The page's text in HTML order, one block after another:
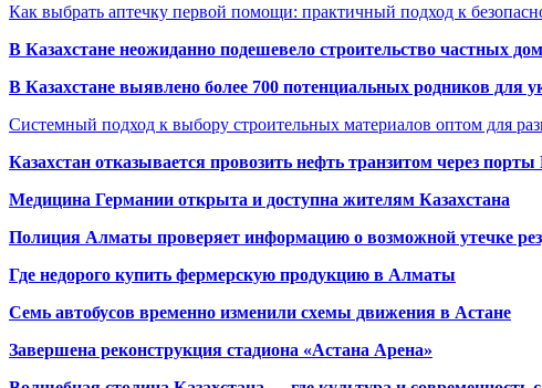
Как выбрать аптечку первой помощи: практичный подход к
В Казахстане неожиданно подешевело строительство частных
В Казахстане выявлено более 700 потенциальных родников для
Системный подход к выбору строительных материалов оптом для
Казахстан отказывается провозить нефть транзитом через порты
Медицина Германии открыта и доступна жителям Казахстана
Полиция Алматы проверяет информацию о возможной утечке
Где недорого купить фермерскую продукцию в Алматы
Семь автобусов временно изменили схемы движения в Астане
Завершена реконструкция стадиона «Астана Арена»